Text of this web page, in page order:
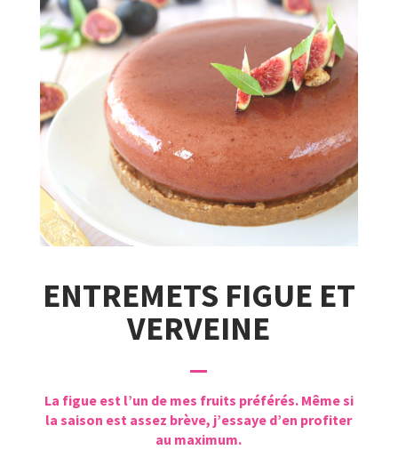
ENTREMETS FIGUE ET
VERVEINE
La figue est l’un de mes fruits préférés. Même si
la saison est assez brève, j’essaye d’en profiter
au maximum.